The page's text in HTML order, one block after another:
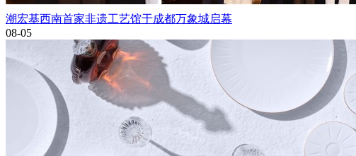
潮宏基西南首家非遗工艺馆于成都万象城启幕
08-05